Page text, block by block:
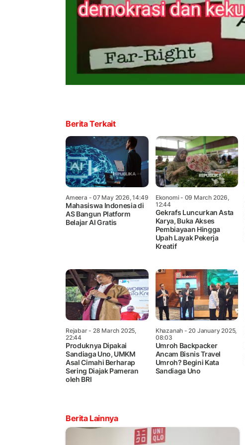
Berita Terkait
Ameera - 07 May 2026, 14:49
Mahasiswa Indonesia di
AS Bangun Platform
Belajar AI Gratis
Ekonomi- 09 March 2026,
12:44
Gekrafs Luncurkan Asta
Karya, Buka Akses
Pembiayaan Hingga
Upah Layak Pekerja
Kreatif
Rejabar- 28 March 2025,
22:44
Produknya Dipakai
Sandiaga Uno, UMKM
Asal Cimahi Berharap
Sering Diajak Pameran
oleh BRI
Khazanah - 20 January 2025,
08:03
Umroh Backpacker
Ancam Bisnis Travel
Umroh? Begini Kata
Sandiaga Uno
Berita Lainnya